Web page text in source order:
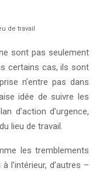
de travail
sont pas seulement
certains cas, ils sont
n’entre pas dans
idée de suivre les
d’action d’urgence,
lieu de travail.
les tremblements
l’intérieur, d’autres –